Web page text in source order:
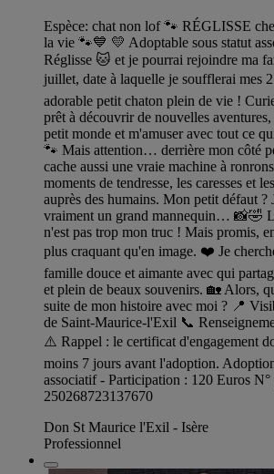
Espèce: chat non lof 🐾 RÉGLISSE
la vie 🐾💙 💛 Adoptable sous statut
Réglisse 🐱 et je pourrai rejoindre ma
juillet, date à laquelle je soufflerai mes
adorable petit chaton plein de vie !
prêt à découvrir de nouvelles
petit monde et m'amuser avec tout ce
🐾 Mais attention… derrière mon côté
cache aussi une vraie machine à
moments de tendresse, les caresses et
auprès des humains. Mon petit défaut ?
vraiment un grand mannequin… 📸🤣
n'est pas trop mon truc ! Mais promis,
plus craquant qu'en image. ❤️ Je
famille douce et aimante avec qui
et plein de beaux souvenirs. 🏡 Alors,
suite de mon histoire avec moi ? 📍
de Saint-Maurice-l'Exil 📞
⚠️ Rappel : le certificat d'engagement
moins 7 jours avant l'adoption.
associatif - Participation : 120 Euros N°
250268723137670
Don St Maurice l'Exil - Isère
Professionnel